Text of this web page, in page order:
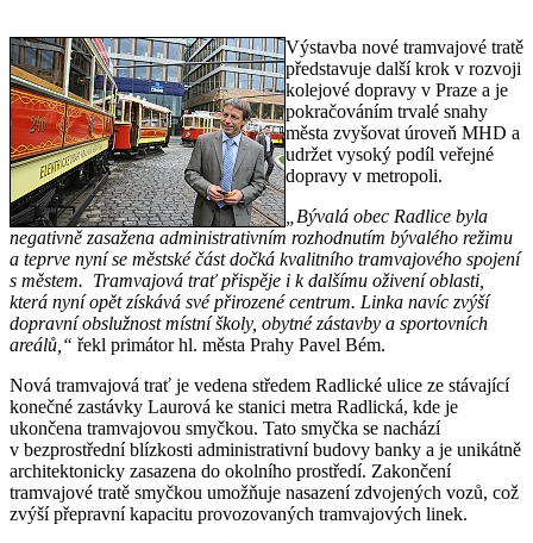
Výstavba nové tramvajové tratě
představuje další krok v rozvoji
kolejové dopravy v Praze a je
pokračováním trvalé snahy
města zvyšovat úroveň MHD a
udržet vysoký podíl veřejné
dopravy v metropoli.
„Bývalá obec Radlice byla
negativně zasažena administrativním rozhodnutím bývalého režimu
a teprve nyní se městské část dočká kvalitního tramvajového spojení
s městem. Tramvajová trať přispěje i k dalšímu oživení oblasti,
která nyní opět získává své přirozené centrum. Linka navíc zvýší
dopravní obslužnost místní školy, obytné zástavby a sportovních
areálů,“ řekl primátor hl. města Prahy Pavel Bém.
Nová tramvajová trať je vedena středem Radlické ulice ze stávající
konečné zastávky Laurová ke stanici metra Radlická, kde je
ukončena tramvajovou smyčkou. Tato smyčka se nachází
v bezprostřední blízkosti administrativní budovy banky a je unikátně
architektonicky zasazena do okolního prostředí. Zakončení
tramvajové tratě smyčkou umožňuje nasazení zdvojených vozů, což
zvýší přepravní kapacitu provozovaných tramvajových linek.